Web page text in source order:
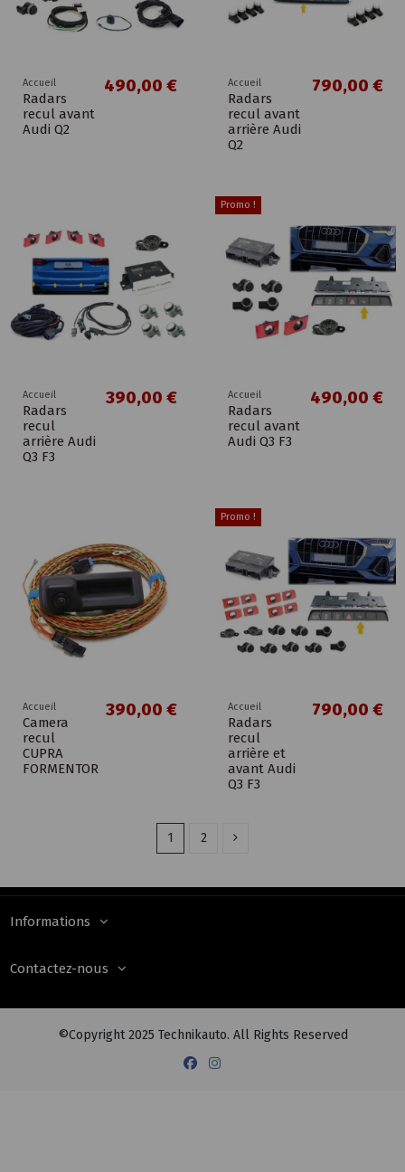
Accueil
Radars
recul avant
Audi Q2
490,00 € Accueil
Radars
recul avant
arrière Audi
Q2
790,00 €
Accueil
Radars
recul
arrière Audi
Q3 F3
390,00 €
Promo !
Accueil
Radars
recul avant
Audi Q3 F3
490,00 €
Accueil
Camera
recul
CUPRA
FORMENTOR
390,00 €
Promo !
Accueil
Radars
recul
arrière et
avant Audi
Q3 F3
790,00 €
1 2
Informations
Contactez-nous
©Copyright 2025 Technikauto. All Rights Reserved